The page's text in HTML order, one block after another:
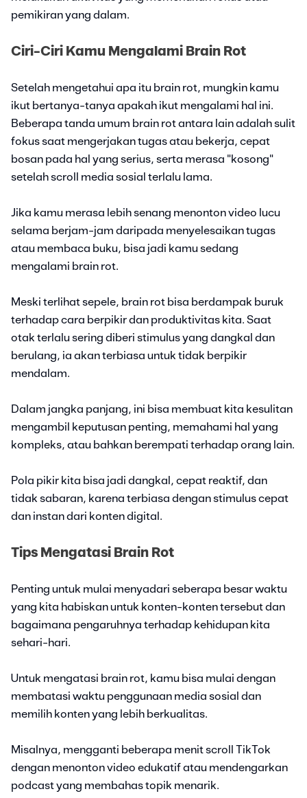
pemikiran yang dalam.
Ciri-Ciri Kamu Mengalami Brain Rot
Setelah mengetahui apa itu brain rot, mungkin kamu
ikut bertanya-tanya apakah ikut mengalami hal ini.
Beberapa tanda umum brain rot antara lain adalah sulit
fokus saat mengerjakan tugas atau bekerja, cepat
bosan pada hal yang serius, serta merasa "kosong"
setelah scroll media sosial terlalu lama.
Jika kamu merasa lebih senang menonton video lucu
selama berjam-jam daripada menyelesaikan tugas
atau membaca buku, bisa jadi kamu sedang
mengalami brain rot.
Meski terlihat sepele, brain rot bisa berdampak buruk
terhadap cara berpikir dan produktivitas kita. Saat
otak terlalu sering diberi stimulus yang dangkal dan
berulang, ia akan terbiasa untuk tidak berpikir
mendalam.
Dalam jangka panjang, ini bisa membuat kita kesulitan
mengambil keputusan penting, memahami hal yang
kompleks, atau bahkan berempati terhadap orang lain.
Pola pikir kita bisa jadi dangkal, cepat reaktif, dan
tidak sabaran, karena terbiasa dengan stimulus cepat
dan instan dari konten digital.
Tips Mengatasi Brain Rot
Penting untuk mulai menyadari seberapa besar waktu
yang kita habiskan untuk konten-konten tersebut dan
bagaimana pengaruhnya terhadap kehidupan kita
sehari-hari.
Untuk mengatasi brain rot, kamu bisa mulai dengan
membatasi waktu penggunaan media sosial dan
memilih konten yang lebih berkualitas.
Misalnya, mengganti beberapa menit scroll TikTok
dengan menonton video edukatif atau mendengarkan
podcast yang membahas topik menarik.